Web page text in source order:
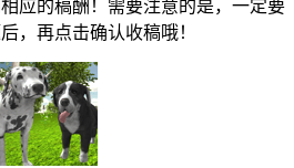
应的稿酬！需要注意的是，一定要
，再点击确认收稿哦！